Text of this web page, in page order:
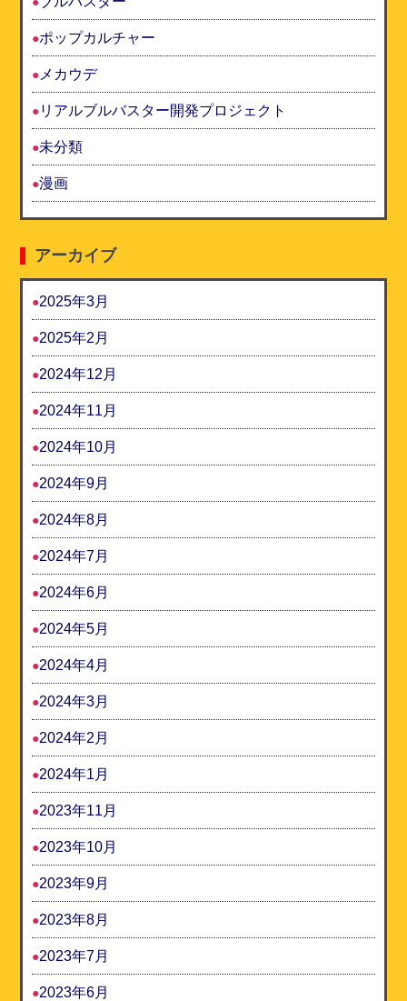
ポップカルチャー
メカウデ
リアルブルバスター開発プロジェクト
未分類
漫画
アーカイブ
2025年3月
2025年2月
2024年12月
2024年11月
2024年10月
2024年9月
2024年8月
2024年7月
2024年6月
2024年5月
2024年4月
2024年3月
2024年2月
2024年1月
2023年11月
2023年10月
2023年9月
2023年8月
2023年7月
2023年6月